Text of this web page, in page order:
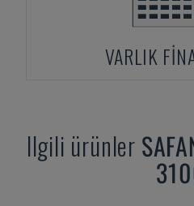
VARLIK
Ilgili ürünler